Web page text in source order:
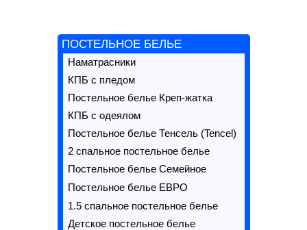
ПОСТЕЛЬНОЕ БЕЛЬЕ
Наматрасники
КПБ с пледом
Постельное белье Креп-жатка
КПБ с одеялом
Постельное белье Тенсель (Tencel)
2 спальное постельное белье
Постельное белье Семейное
Постельное белье ЕВРО
1.5 спальное постельное белье
Детское постельное белье